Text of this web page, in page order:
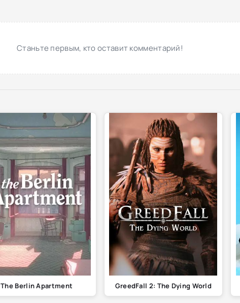
Станьте первым, кто оставит комментарий!
The Berlin Apartment GreedFall 2: The Dying World